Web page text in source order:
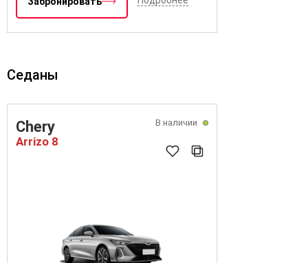
Седаны
В наличии
Chery
Arrizo 8